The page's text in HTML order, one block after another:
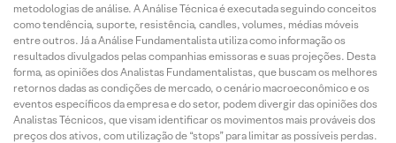
metodologias de análise. A Análise Técnica é executada seguindo conceitos
como tendência, suporte, resistência, candles, volumes, médias móveis
entre outros. Já a Análise Fundamentalista utiliza como informação os
resultados divulgados pelas companhias emissoras e suas projeções. Desta
forma, as opiniões dos Analistas Fundamentalistas, que buscam os melhores
retornos dadas as condições de mercado, o cenário macroeconômico e os
eventos específicos da empresa e do setor, podem divergir das opiniões dos
Analistas Técnicos, que visam identificar os movimentos mais prováveis dos
preços dos ativos, com utilização de “stops” para limitar as possíveis perdas.